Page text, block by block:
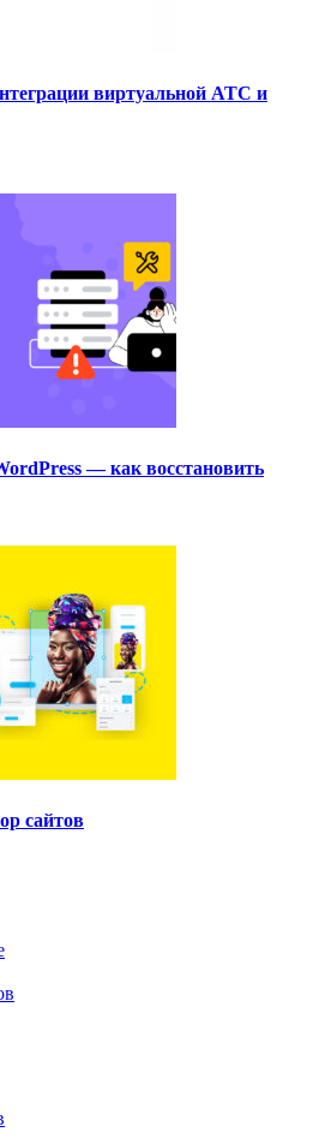
виртуальной АТС и
— как восстановить
сайтов